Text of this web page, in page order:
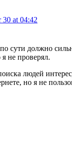
30 at 04:42
сути должно
не проверял.
людей
но я не